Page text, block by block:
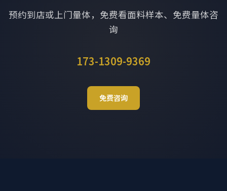
预约到店或上门量体，免费看面料样本、免费量体咨
询
173-1309-9369
免费咨询